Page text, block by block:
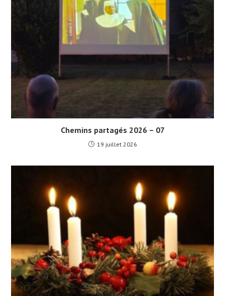
Chemins partagés 2026 – 07
19 juillet 2026